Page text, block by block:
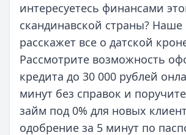
интересуетесь финансами
скандинавской страны? Наше
расскажет все о датской
Рассмотрите возможность
кредита до 30 000 рублей
минут без справок и
займ под 0% для новых
одобрение за 5 минут по